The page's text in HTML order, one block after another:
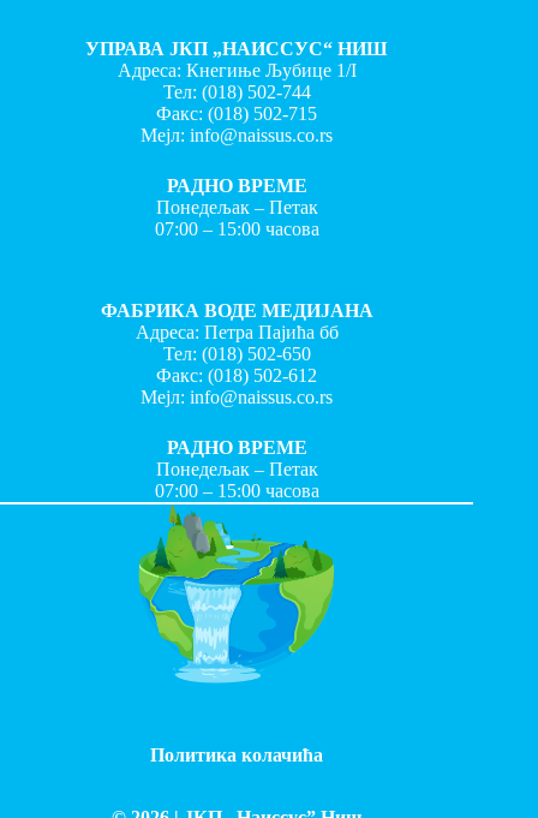
УПРАВА ЈКП „НАИССУС“ НИШ
Адреса: Кнегиње Љубице 1/I
Тел: (018) 502-744
Факс:(018) 502-715
Мејл:info@naissus.co.rs
РАДНО ВРЕМЕ
Понедељак – Петак
07:00 – 15:00 часова
ФАБРИКА ВОДЕ МЕДИЈАНА
Адреса: Петра Пајића бб
Тел: (018) 502-650
Факс:(018) 502-612
Мејл:info@naissus.co.rs
РАДНО ВРЕМЕ
Понедељак – Петак
07:00 – 15:00 часова
Политика колачића